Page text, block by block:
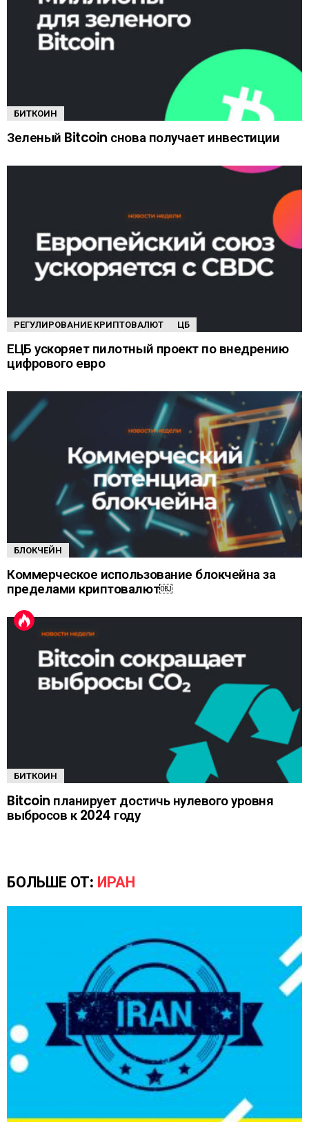
БИТКОИН
Зеленый Bitcoin снова получает инвестиции
РЕГУЛИРОВАНИЕ КРИПТОВАЛЮТ ЦБ
ЕЦБ ускоряет пилотный проект по внедрению
цифрового евро
БЛОКЧЕЙН
Коммерческое использование блокчейна за
пределами криптовалют￼
БИТКОИН
Bitcoin планирует достичь нулевого уровня
выбросов к 2024 году
БОЛЬШЕ ОТ: ИРАН